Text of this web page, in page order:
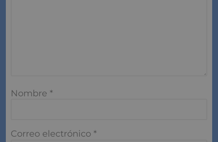
Nombre *
Correo electrónico *